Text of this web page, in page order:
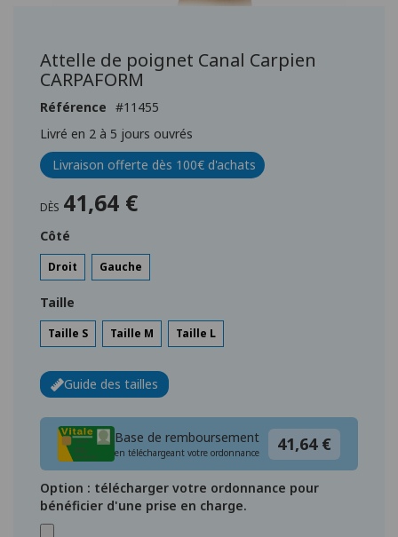
Galerie
Attelle de poignet Canal Carpien
CARPAFORM
Référence
11455
Livré en 2 à 5 jours ouvrés
Livraison offerte dès 100€ d'achats
DÈS 41,64 €
Côté
Droit Gauche
Taille
Taille S Taille M Taille L
Guide des tailles
Base de remboursement
en téléchargeant votre ordonnance 41,64 €
Option : télécharger votre ordonnance pour
bénéficier d'une prise en charge.